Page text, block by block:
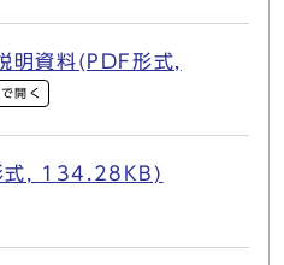
明資料(PDF形式,
開く
式, 134.28KB)